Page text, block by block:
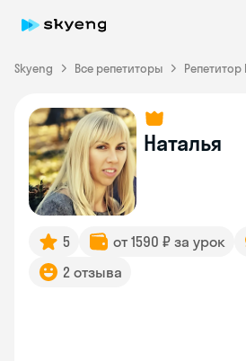
Skyeng Все репетиторы Репетитор
Наталья
5 от 1590 ₽ за урок
2 отзыва
Skyeng Chat
online